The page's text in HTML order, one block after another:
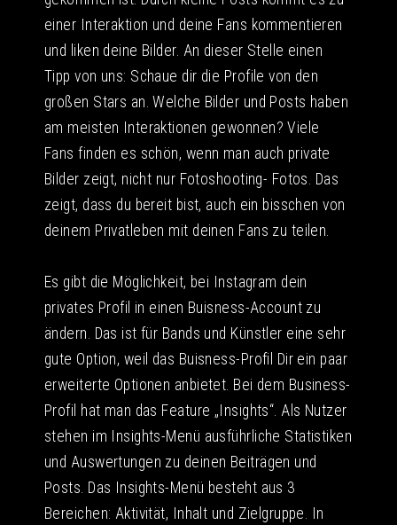
einer Interaktion und deine Fans kommentieren
und liken deine Bilder. An dieser Stelle einen
Tipp von uns: Schaue dir die Profile von den
großen Stars an. Welche Bilder und Posts haben
am meisten Interaktionen gewonnen? Viele
Fans finden es schön, wenn man auch private
Bilder zeigt, nicht nur Fotoshooting- Fotos. Das
zeigt, dass du bereit bist, auch ein bisschen von
deinem Privatleben mit deinen Fans zu teilen.
Es gibt die Möglichkeit, bei Instagram dein
privates Profil in einen Buisness-Account zu
ändern. Das ist für Bands und Künstler eine sehr
gute Option, weil das Buisness-Profil Dir ein paar
erweiterte Optionen anbietet. Bei dem Business-
Profil hat man das Feature „Insights“. Als Nutzer
stehen im Insights-Menü ausführliche Statistiken
und Auswertungen zu deinen Beiträgen und
Posts. Das Insights-Menü besteht aus 3
Bereichen: Aktivität, Inhalt und Zielgruppe. In